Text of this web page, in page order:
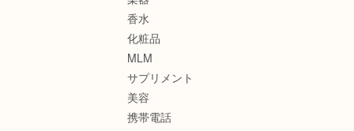
香水
化粧品
MLM
サプリメント
美容
携帯電話